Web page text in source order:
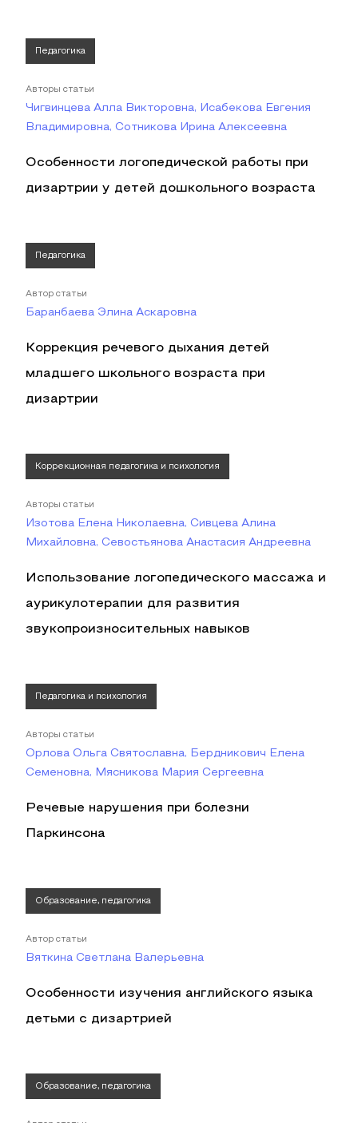
Педагогика
Авторы статьи
Чигвинцева Алла Викторовна, Исабекова Евгения
Владимировна, Сотникова Ирина Алексеевна
Особенности логопедической работы при
дизартрии у детей дошкольного возраста
Педагогика
Автор статьи
Баранбаева Элина Аскаровна
Коррекция речевого дыхания детей
младшего школьного возраста при
дизартрии
Коррекционная педагогика и психология
Авторы статьи
Изотова Елена Николаевна, Сивцева Алина
Михайловна, Севостьянова Анастасия Андреевна
Использование логопедического массажа и
аурикулотерапии для развития
звукопроизносительных навыков
Педагогика и психология
Авторы статьи
Орлова Ольга Святославна, Бердникович Елена
Семеновна, Мясникова Мария Сергеевна
Речевые нарушения при болезни
Паркинсона
Образование, педагогика
Автор статьи
Вяткина Светлана Валерьевна
Особенности изучения английского языка
детьми с дизартрией
Образование, педагогика